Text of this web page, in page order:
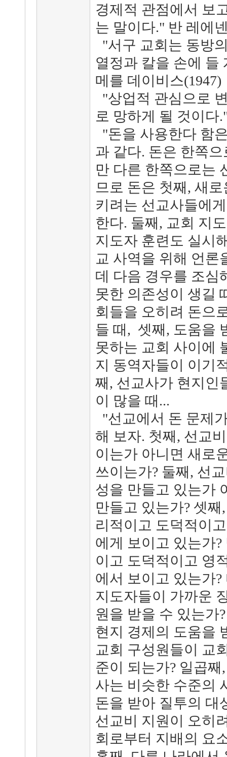
경제적 관점에서 보
는 말이다." 반 레에
"서구 교회는 동방
열정과 칼을 손에 들
메를 데이비스(1947)
"상업적 관심으로
로 망하게 될 것이다
"돈을 사용한다 함
과 같다. 돈은 한쪽
만 다른 한쪽으로는
므로 돈은 첫째, 새
키려는 선교사들에
한다. 둘째, 교회 지
지도자 훈련도 실시
교 사역을 위해 언론
데 다음 경우를 조심
못한 의존성이 생길
회들을 오히려 돈으
들 때, 셋째, 도움을
못하는 교회 사이에
지 동역자들이 이기
째, 선교사가 현지인
이 많을 때...
"선교에서 돈 문제
해 보자. 첫째, 선교
이는가 아니면 새로
쓰이는가? 둘째, 선
성을 만들고 있는가
만들고 있는가? 셋
리적이고 도덕적이
에게 보이고 있는가
이고 도덕적이고 영
에서 보이고 있는가
지도자들이 가까운
원을 받을 수 있는가
현지 경제의 도움을
교회 구성원들이 교
준이 되는가? 일곱
사는 비슷한 수준의
돈을 받아 질투의 대
선교비 지원이 오히
회로부터 지배의 요